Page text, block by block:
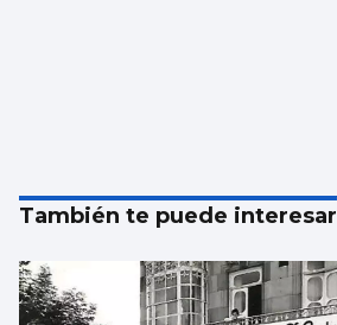
También te puede interesar